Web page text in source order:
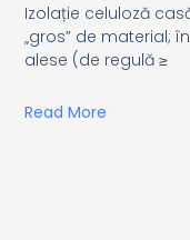
Izolație celuloză
„gros” de material;
alese (de regulă ≥
Read More